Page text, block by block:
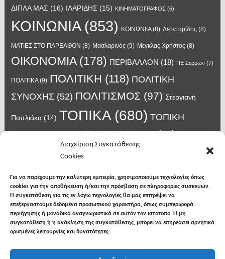
Διαχείριση Συγκατάθεσης
Cookies
Για να παρέχουμε την καλύτερη εμπειρία, χρησιμοποιούμε τεχνολογίες όπως
cookies για την αποθήκευση ή/και την πρόσβαση σε πληροφορίες συσκευών.
Η συγκατάθεση για τις εν λόγω τεχνολογίες θα μας επιτρέψει να
επεξεργαστούμε δεδομένα προσωπικού χαρακτήρα, όπως συμπεριφορά
περιήγησης ή μοναδικά αναγνωριστικά σε αυτόν τον ιστότοπο. Η μη
συγκατάθεση ή η ανάκληση της συγκατάθεσης, μπορεί να επηρεάσει αρνητικά
ορισμένες λειτουργίες και δυνατότητες.
ΔΙΠΛΑ ΜΑΣ (16) ΙΛΑΡΙΔΗΣ (15) ΚΙΝΗΜΑΤΟΓΡΑΦΟΣ (6)
ΚΟΙΝΩΝΙΑ(853) ΚΟΙΝΩΝΙΙΑ(8) Λεονταρίδης (8)
ΜΑΤΙΕΣ ΣΤΟ ΠΑΡΕΛΘΟΝ (8) Μασλαρινός (9) Μεγκλας Χρήστος (8)
ΟΙΚΟΝΟΜΙΑ(178) ΠΕΡΙΒΑΛΛΟΝ (18) ΠΕ Σερρων (7)
ΠΟΛΙΤΙΚΑ(9) ΠΟΛΙΤΙΚΗ (118) ΠΟΛΙΤΙΚΗ
ΣΥΝΟΧΗΣ(52) ΠΟΛΙΤΙΣΜΟΣ (97) Στεργιανή
Παπλιάκα(14) ΤΟΠΙΚΑ(680) ΤΟΠΙΚΗ
ΑΥΤΟΔΙΟΙΚΗΣΗ(45) ΤΟΥΡΙΣΜΟΣ(63)
(14) Χατζηβασιλειου
κρούσματα κορονοϊού(18) λαϊκή Νιγρίτας(13) νοσοκομείο Σερρών
σπυροπουλος(7) υγεια(148)